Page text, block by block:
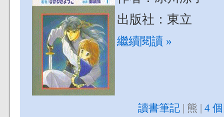
出版社：東立
繼續閱讀 »
讀書筆記 | 熊 | 4